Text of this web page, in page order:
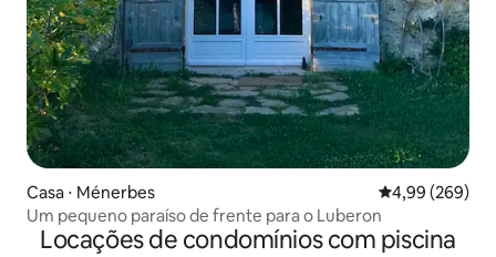
Casa ⋅ Ménerbes 4,99 de uma
4,99 (269)
Um pequeno paraíso de frente para o Luberon
Locações de condomínios com piscina